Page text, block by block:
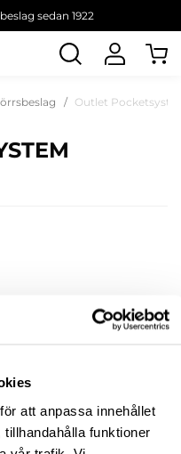
att anpassa innehållet
funktioner
sedan 1922
Outlet